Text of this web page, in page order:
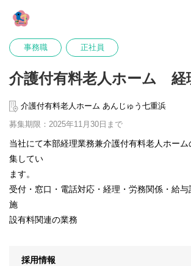
事務職 正社員
介護付有料老人ホーム 経
介護付有料老人ホーム あんじゅう七重浜
募集期限：2025年11月30日まで
当社にて本部経理業務兼介護付有料老人ホー
集してい
ます。
受付・窓口・電話対応・経理・労務関係・給与
施
設有料関連の業務
採用情報